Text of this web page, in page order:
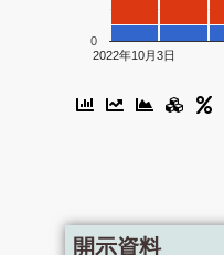
2022年10月3日
0
開示資料